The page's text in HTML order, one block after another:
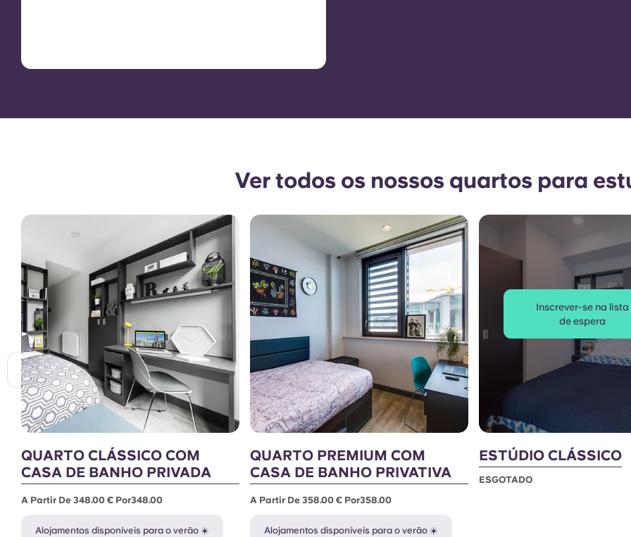
Ver todos os nossos quartos para
QUARTO CLÁSSICO COM
CASA DE BANHO PRIVADA
A Partir De 348.00 € Por348.00
Alojamentos disponíveis para o verão ☀️
QUARTO PREMIUM COM
CASA DE BANHO PRIVATIVA
A Partir De 358.00 € Por358.00
Alojamentos disponíveis para o verão ☀️
Inscrever-se na lista
de espera
ESTÚDIO CLÁSSICO
ESGOTADO